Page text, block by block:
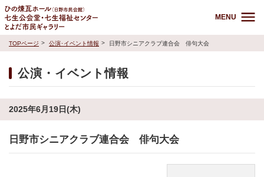
MENU
TOPページ 公演･イベント情報 日野市シニアクラブ連合会 俳句大会
公演・イベント情報
2025年6月19日(木)
日野市シニアクラブ連合会 俳句大会